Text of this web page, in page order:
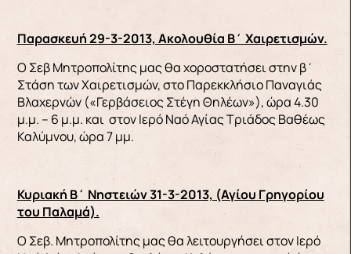
Παρασκευή 29-3-2013, Ακολουθία Β΄ Χαιρετισμών.
Ο Σεβ Μητροπολίτης μας θα χοροστατήσει στην β΄
Στάση των Χαιρετισμών, στο Παρεκκλήσιο Παναγιάς
Βλαχερνών («Γερβάσειος Στέγη Θηλέων»), ώρα 4.30
μ.μ. – 6 μ.μ. και στον Ιερό Ναό Αγίας Τριάδος Βαθέως
Καλύμνου, ώρα 7 μμ.
Κυριακή Β΄ Νηστειών 31-3-2013, (Αγίου Γρηγορίου
του Παλαμά).
Ο Σεβ. Μητροπολίτης μας θα λειτουργήσει στον Ιερό